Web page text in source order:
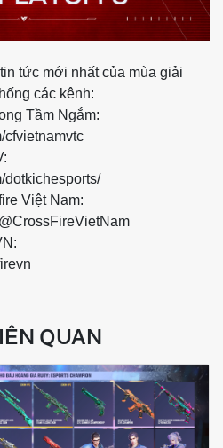
tức mới nhất của mùa giải
các kênh:
Tầm Ngắm:
cfvietnamvtc
dotkichesports/
Việt Nam:
QUAN